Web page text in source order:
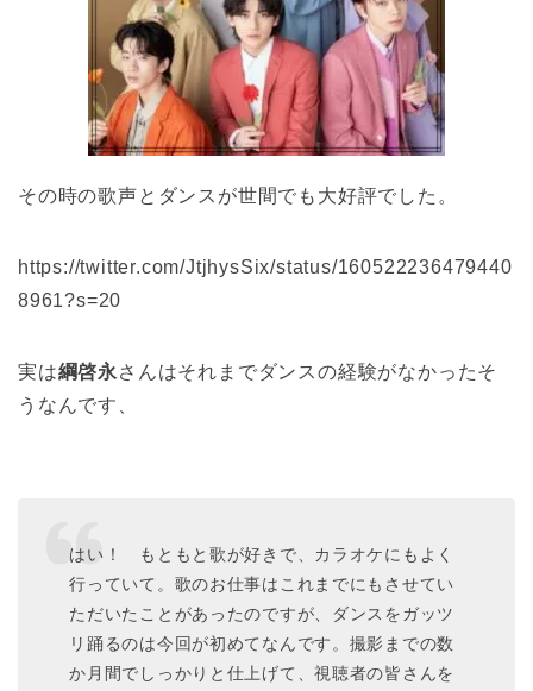
その時の歌声とダンスが世間でも大好評でした。
https://twitter.com/JtjhysSix/status/160522236479440
8961?s=20
実は綱啓永 さんはそれまでダンスの経験がなかったそ
うなんです、
はい！ もともと歌が好きで、カラオケにもよく
行っていて。歌のお仕事はこれまでにもさせてい
ただいたことがあったのですが、ダンスをガッツ
リ踊るのは今回が初めてなんです。撮影までの数
か月間でしっかりと仕上げて、視聴者の皆さんを